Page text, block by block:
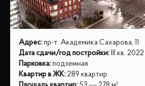
Адрес: пр-т. Академика Сахарова, 11
Дата сдачи/год постройки: III кв.
Парковка: подземная
Квартир в ЖК: 289 квартир